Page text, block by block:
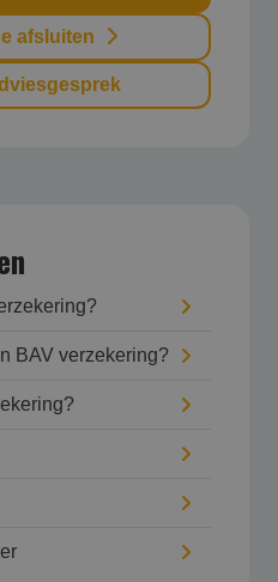
afsluiten
BAV verzekering?